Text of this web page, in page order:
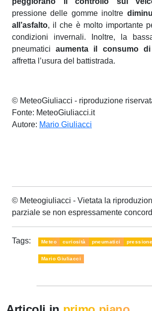
pressione delle gomme inoltre
all’asfalto, il che è molto importante
condizioni invernali. Inoltre, la
pneumaticiaumenta il consumo di
affretta l’usura del battistrada.
© MeteoGiuliacci - riproduzione
Fonte: MeteoGiuliacci.it
Autore: Mario Giuliacci
© Meteogiuliacci - Vietata la
parziale se non espressamente
Tags: Meteo curiosità pneumatici
Mario Giuliacci